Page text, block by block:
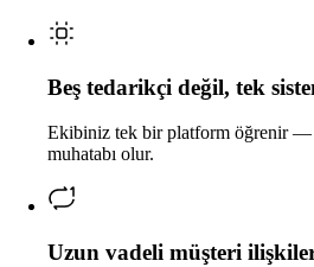
Beş tedarikçi değil, tek
Ekibiniz tek bir platform öğrenir —
muhatabı olur.
Uzun vadeli müşteri